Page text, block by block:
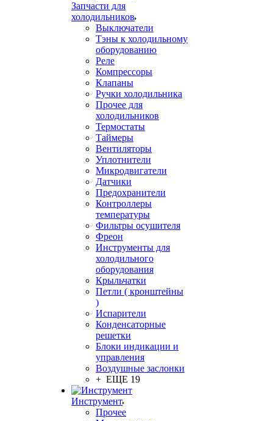
Запчасти для
холодильников
Выключатели
Тэны к холодильному
оборудованию
Реле
Компрессоры
Клапаны
Ручки холодильника
Прочее для
холодильников
Термостаты
Таймеры
Вентиляторы
Уплотнители
Микродвигатели
Датчики
Предохранители
Контроллеры
температуры
Фильтры осушителя
Фреон
Инструменты для
холодильного
оборудования
Крыльчатки
Петли ( кронштейны
)
Испарители
Конденсаторные
решетки
Блоки индикации и
управления
Воздушные заслонки
+ ЕЩЕ 19
Инструмент
Прочее